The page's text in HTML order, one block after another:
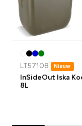
LT57108 Nieuw
InSideOut Iska
8L